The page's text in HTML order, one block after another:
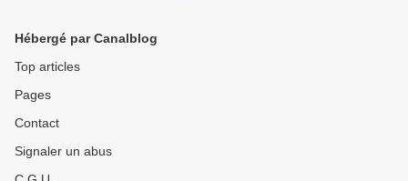
Hébergé par Canalblog
Top articles
Pages
Contact
Signaler un abus